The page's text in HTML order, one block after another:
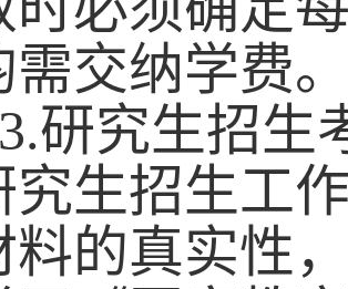
需交纳学费
3.研究生招生
究生招生工
料的真实性